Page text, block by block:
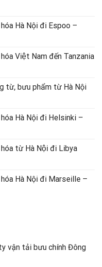
Hà Nội đi Espoo –
Việt Nam đến Tanzania
từ, bưu phẩm từ Hà Nội
Hà Nội đi Helsinki –
hóa từ Hà Nội đi Libya
hóa Hà Nội đi Marseille –
vận tải bưu chính Đông